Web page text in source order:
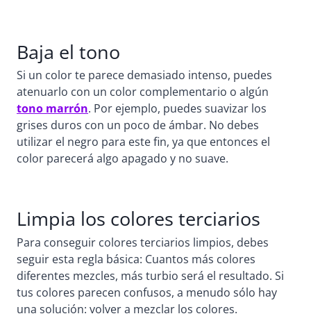
Baja el tono
Si un color te parece demasiado intenso, puedes
atenuarlo con un color complementario o algún
tono marrón. Por ejemplo, puedes suavizar los
grises duros con un poco de ámbar. No debes
utilizar el negro para este fin, ya que entonces el
color parecerá algo apagado y no suave.
Limpia los colores terciarios
Para conseguir colores terciarios limpios, debes
seguir esta regla básica: Cuantos más colores
diferentes mezcles, más turbio será el resultado. Si
tus colores parecen confusos, a menudo sólo hay
una solución: volver a mezclar los colores.